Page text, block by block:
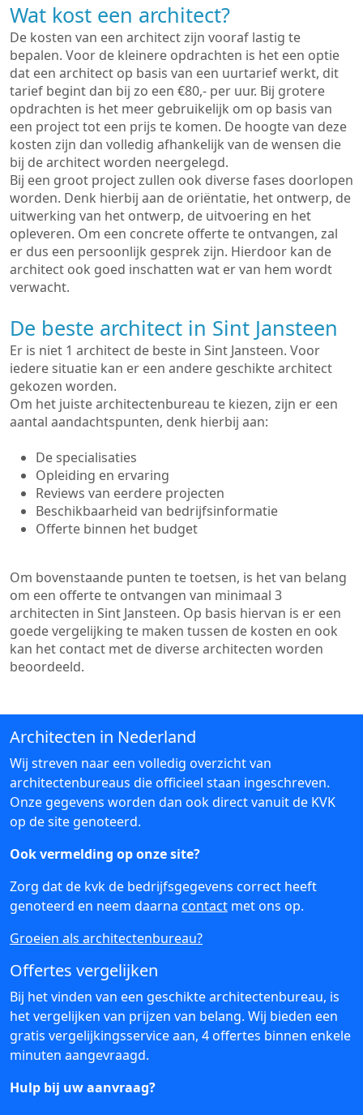
Wat kost een architect?
De kosten van een architect zijn vooraf lastig te
bepalen. Voor de kleinere opdrachten is het een optie
dat een architect op basis van een uurtarief werkt, dit
tarief begint dan bij zo een €80,- per uur. Bij grotere
opdrachten is het meer gebruikelijk om op basis van
een project tot een prijs te komen. De hoogte van deze
kosten zijn dan volledig afhankelijk van de wensen die
bij de architect worden neergelegd.
Bij een groot project zullen ook diverse fases doorlopen
worden. Denk hierbij aan de oriëntatie, het ontwerp, de
uitwerking van het ontwerp, de uitvoering en het
opleveren. Om een concrete offerte te ontvangen, zal
er dus een persoonlijk gesprek zijn. Hierdoor kan de
architect ook goed inschatten wat er van hem wordt
verwacht.
De beste architect in Sint Jansteen
Er is niet 1 architect de beste in Sint Jansteen. Voor
iedere situatie kan er een andere geschikte architect
gekozen worden.
Om het juiste architectenbureau te kiezen, zijn er een
aantal aandachtspunten, denk hierbij aan:
De specialisaties
Opleiding en ervaring
Reviews van eerdere projecten
Beschikbaarheid van bedrijfsinformatie
Offerte binnen het budget
Om bovenstaande punten te toetsen, is het van belang
om een offerte te ontvangen van minimaal 3
architecten in Sint Jansteen. Op basis hiervan is er een
goede vergelijking te maken tussen de kosten en ook
kan het contact met de diverse architecten worden
beoordeeld.
Architecten in Nederland
Wij streven naar een volledig overzicht van
architectenbureaus die officieel staan ingeschreven.
Onze gegevens worden dan ook direct vanuit de KVK
op de site genoteerd.
Ook vermelding op onze site?
Zorg dat de kvk de bedrijfsgegevens correct heeft
genoteerd en neem daarna contact met ons op.
Groeien als architectenbureau?
Offertes vergelijken
Bij het vinden van een geschikte architectenbureau, is
het vergelijken van prijzen van belang. Wij bieden een
gratis vergelijkingsservice aan, 4 offertes binnen enkele
minuten aangevraagd.
Hulp bij uw aanvraag?